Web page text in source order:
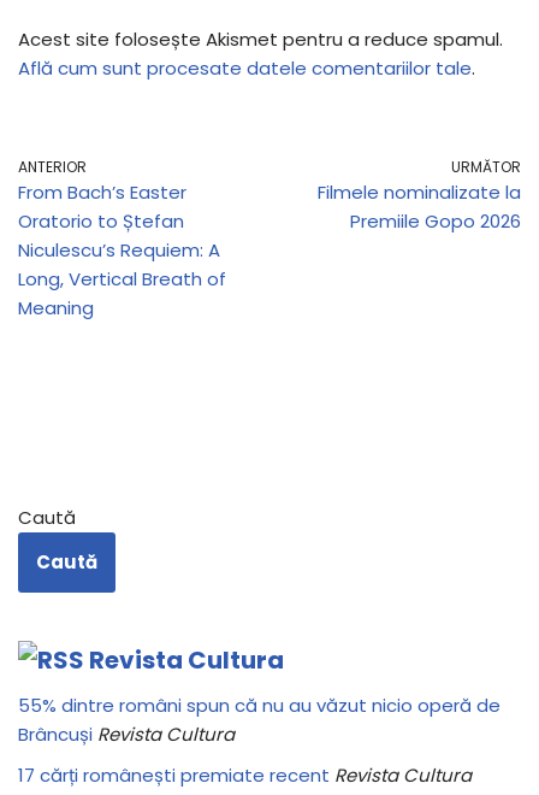
Acest site folosește Akismet pentru a reduce spamul.
Află cum sunt procesate datele comentariilor tale.
ANTERIOR
From Bach’s Easter
Oratorio to Ștefan
Niculescu’s Requiem: A
Long, Vertical Breath of
Meaning
URMĂTOR
Filmele nominalizate la
Premiile Gopo 2026
Caută
Caută
Revista Cultura
55% dintre români spun că nu au văzut nicio operă de
Brâncuși Revista Cultura
17 cărți românești premiate recent Revista Cultura